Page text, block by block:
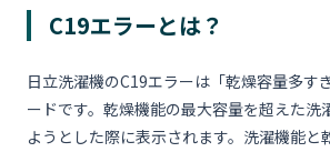
C19エラーとは？
日立洗濯機のC19エラーは「乾燥容量多す
ードです。乾燥機能の最大容量を超えた洗
ようとした際に表示されます。洗濯機能と